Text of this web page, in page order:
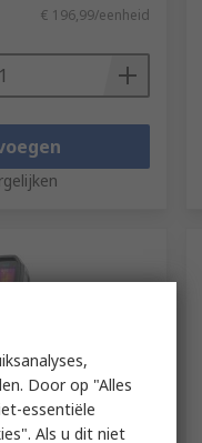
€ 196,99/eenheid
Door op "Alles
essentiële
Als u dit niet